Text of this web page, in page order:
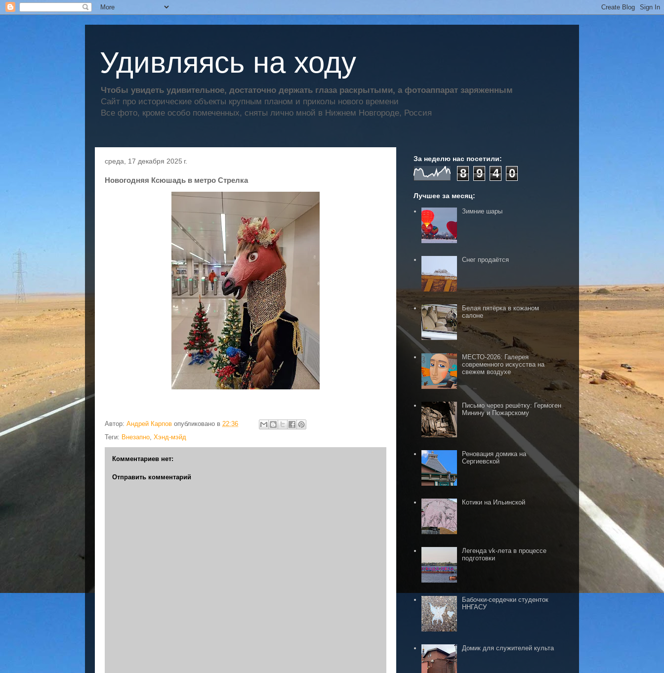
Удивляясь на ходу
Чтобы увидеть удивительное, достаточно держать глаза раскрытыми, а фотоаппарат заряженным
Сайт про исторические объекты крупным планом и приколы нового времени
Все фото, кроме особо помеченных, сняты лично мной в Нижнем Новгороде, Россия
среда, 17 декабря 2025 г.
Новогодняя Ксюшадь в метро Стрелка
Автор: Андрей Карпов опубликовано в 22:36
Теги: Внезапно Хэнд-мэйд
Комментариев нет:
Отправить комментарий
За неделю нас посетили:
8 9 4 0
Лучшее за месяц:
Зимние шары
Снег продаётся
Белая пятёрка в кожаном
салоне
МЕСТО-2026: Галерея
современного искусства на
свежем воздухе
Письмо через решётку: Гермоген
Минину и Пожарскому
Реновация домика на
Сергиевской
Котики на Ильинской
Легенда vk-лета в процессе
подготовки
Бабочки-сердечки студенток
ННГАСУ
Домик для служителей культа